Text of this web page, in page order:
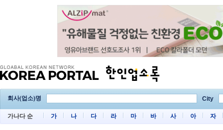
회사(업소)명 City
가나다 순 가 나 다 라 마 바 사 아 자